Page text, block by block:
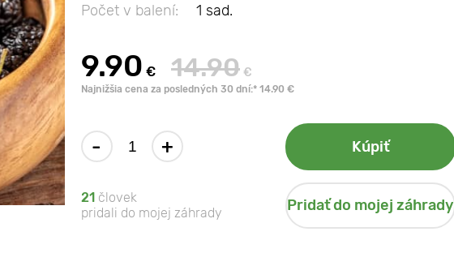
Počet v balení:
1 sad.
9.90 € 14.90 €
Najnižšia cena za posledných 30 dní:* 14.90 €
- + Kúpiť
21 človek
pridali do mojej záhrady
Pridať do mojej záhrady